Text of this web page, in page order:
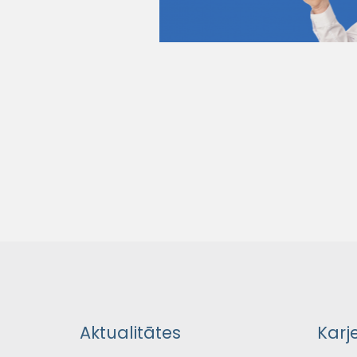
Aktualitātes